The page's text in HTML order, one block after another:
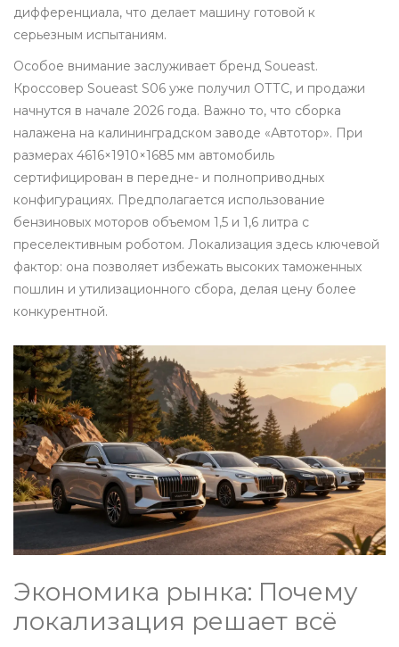
дифференциала, что делает машину готовой к
серьезным испытаниям.
Особое внимание заслуживает бренд Soueast.
Кроссовер Soueast S06 уже получил ОТТС, и продажи
начнутся в начале 2026 года. Важно то, что сборка
налажена на калининградском заводе «Автотор». При
размерах 4616×1910×1685 мм автомобиль
сертифицирован в передне- и полноприводных
конфигурациях. Предполагается использование
бензиновых моторов объемом 1,5 и 1,6 литра с
преселективным роботом. Локализация здесь ключевой
фактор: она позволяет избежать высоких таможенных
пошлин и утилизационного сбора, делая цену более
конкурентной.
Экономика рынка: Почему
локализация решает всё